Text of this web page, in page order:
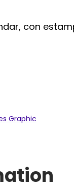
con
Graphic